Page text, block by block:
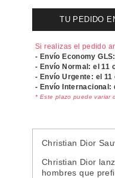
TU PEDIDO
Si realizas el pedido
- Envío Economy
- Envío Normal: el11
- Envío Urgente: el 11
- Envío Internacional:
* Este plazo puede variar
Christian Dior
Christian Dior
hombres que